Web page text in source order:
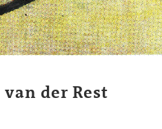
van der Rest